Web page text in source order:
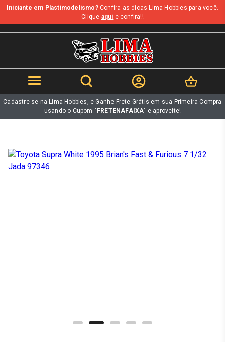
b
Iniciante em Plastimodelismo?Confira as dicas Lima Hobbies para você.
Clique aqui e confira!!
Cadastre-se na Lima Hobbies, e Ganhe Frete Grátis em sua Primeira Compra
usando o Cupom "FRETENAFAIXA" e aproveite!